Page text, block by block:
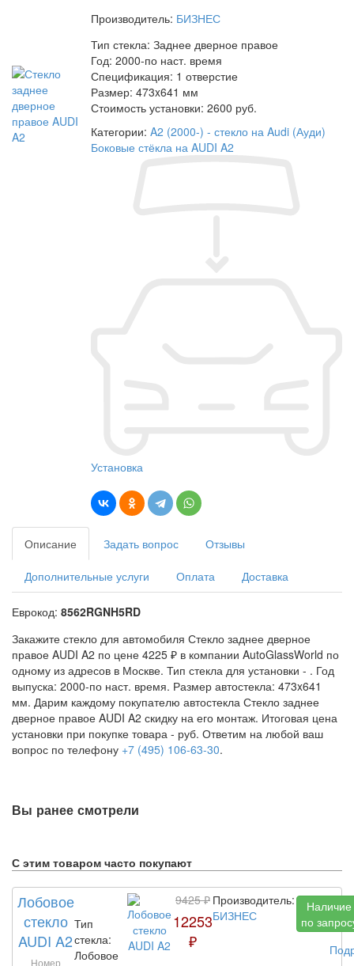
Производитель: БИЗНЕС
Тип стекла: Заднее дверное правое
Год: 2000-по наст. время
Спецификация: 1 отверстие
Размер: 473x641 мм
Стоимость установки: 2600 руб.
Категории: A2 (2000-) - стекло на Audi (Ауди)
Боковые стёкла на AUDI A2
Установка
Описание Задать вопрос Отзывы
Дополнительные услуги Оплата Доставка
Еврокод: 8562RGNH5RD
Закажите стекло для автомобиля Стекло заднее дверное
правое AUDI A2 по цене 4225 ₽ в компании AutoGlassWorld по
одному из адресов в Москве. Тип стекла для установки - . Год
выпуска: 2000-по наст. время. Размер автостекла: 473x641
мм. Дарим каждому покупателю автостекла Стекло заднее
дверное правое AUDI A2 скидку на его монтаж. Итоговая цена
установки при покупке товара - руб. Ответим на любой ваш
вопрос по телефону +7 (495) 106-63-30.
Вы ранее смотрели
С этим товаром часто покупают
Лобовое
стекло
AUDI A2
Номер
Тип
стекла:
Лобовое
9425 ₽
12253
₽
Производитель:
БИЗНЕС
Наличие
по